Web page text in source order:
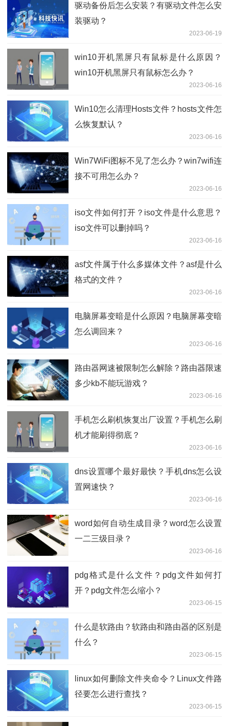
驱动备份后怎么安装？有驱动文件怎么安
装驱动？
2023-06-19
win10开机黑屏只有鼠标是什么原因？
win10开机黑屏只有鼠标怎么办？
2023-06-16
Win10怎么清理Hosts文件？hosts文件怎
么恢复默认？
2023-06-16
Win7WiFi图标不见了怎么办？win7wifi连
接不可用怎么办？
2023-06-16
iso文件如何打开？iso文件是什么意思？
iso文件可以删掉吗？
2023-06-16
asf文件属于什么多媒体文件？asf是什么
格式的文件？
2023-06-16
电脑屏幕变暗是什么原因？电脑屏幕变暗
怎么调回来？
2023-06-16
路由器网速被限制怎么解除？路由器限速
多少kb不能玩游戏？
2023-06-16
手机怎么刷机恢复出厂设置？手机怎么刷
机才能刷得彻底？
2023-06-16
dns设置哪个最好最快？手机dns怎么设
置网速快？
2023-06-16
word如何自动生成目录？word怎么设置
一二三级目录？
2023-06-16
pdg格式是什么文件？pdg文件如何打
开？pdg文件怎么缩小？
2023-06-15
什么是软路由？软路由和路由器的区别是
什么？
2023-06-15
linux如何删除文件夹命令？Linux文件路
径要怎么进行查找？
2023-06-15